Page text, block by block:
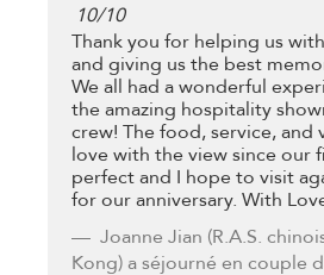
10/10
Thank you for helping us
and giving us the best
We all had a wonderful
the amazing hospitality
crew! The food, service, and
love with the view since our
perfect and I hope to visit
for our anniversary. With
Joanne Jian (R.A.S.
Kong) a séjourné en couple